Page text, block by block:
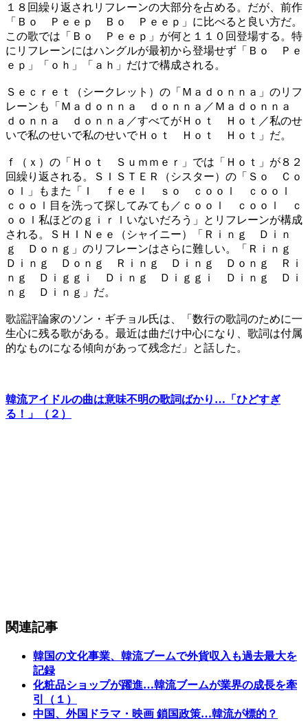
１８回繰り返されリフレーンの大部分を占める。だが、前作
「Ｂｏ Ｐｅｅｐ Ｂｏ Ｐｅｅｐ」に比べると良い方だ。
この歌では「Ｂｏ Ｐｅｅｐ」が何と１１０回登場する。特
にリフレーンにはハングルが最初から登場せず「Ｂｏ Ｐｅ
ｅｐ」「ｏｈ」「ａｈ」だけで構成される。
Ｓｅｃｒｅｔ（シークレット）の「Ｍａｄｏｎｎａ」のリフ
レーンも「Ｍａｄｏｎｎａ ｄｏｎｎａ／Ｍａｄｏｎｎａ
ｄｏｎｎａ ｄｏｎｎａ／すべてがＨｏｔ Ｈｏｔ／私のせ
いで私のせいで私のせいでＨｏｔ Ｈｏｔ Ｈｏｔ」だ。
ｆ（ｘ）の「Ｈｏｔ Ｓｕｍｍｅｒ」では「Ｈｏｔ」が８２
回繰り返される。ＳＩＳＴＥＲ（シスター）の「Ｓｏ Ｃｏ
ｏｌ」もまた「Ｉ ｆｅｅｌ ｓｏ ｃｏｏｌ ｃｏｏｌ
ｃｏｏｌ目を洗って探してみても／ｃｏｏｌ ｃｏｏｌ ｃ
ｏｏｌ私ほどのｇｉｒｌいないだろう」とリフレーンが構成
される。ＳＨＩＮｅｅ（シャイニー）「Ｒｉｎｇ Ｄｉｎ
ｇ Ｄｏｎｇ」のリフレーンはさらに難しい。「Ｒｉｎｇ
Ｄｉｎｇ Ｄｏｎｇ Ｒｉｎｇ Ｄｉｎｇ Ｄｏｎｇ Ｒｉ
ｎｇ Ｄｉｇｇｉ Ｄｉｎｇ Ｄｉｇｇｉ Ｄｉｎｇ Ｄｉ
ｎｇ Ｄｉｎｇ」だ。
歌謡評論家のソン・ギチョル氏は、「数行の歌詞のために一
生心に残る歌がある。最近は曲だけ中心になり、歌詞は付属
的なものになる傾向があって残念だ」と話した。
韓流アイドルの曲は意味不明の歌詞ばかり…「ひどすぎ
る！」（２）
関連記事
韓国の文化事業、韓流ブームで外貨収入も過去最大を
記録
化粧品ショップが躍進…韓流ブームが業界の成長を牽
引（１）
中国、外国ドラマ・映画 鎖国政策…韓流が標的？